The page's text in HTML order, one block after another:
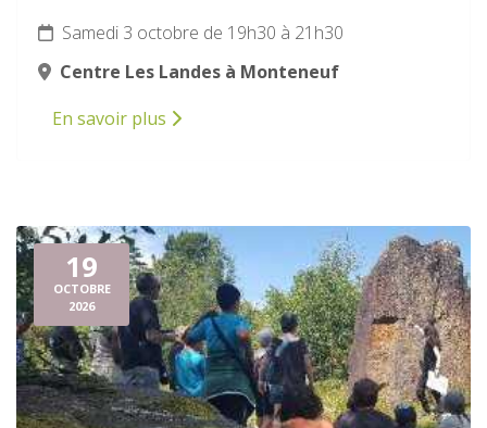
Samedi 3 octobre de 19h30 à 21h30
Centre Les Landes à Monteneuf
En savoir plus
19
OCTOBRE
2026